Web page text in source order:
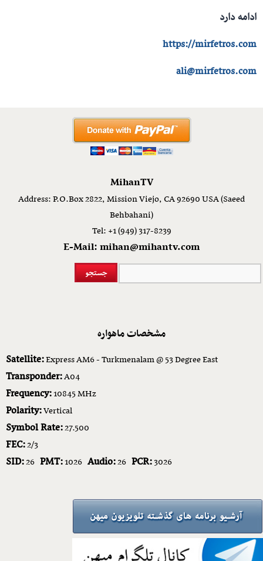
ادامه دارد
https://mirfetros.com
ali@mirfetros.com
MihanTV
Address: P.O.Box 2822, Mission Viejo, CA 92690 USA (Saeed
Behbahani)
Tel: +1 (949) 317-8239
E-Mail: mihan@mihantv.com
مشخصات ماهواره
Satellite:Express AM6 - Turkmenalam @ 53 Degree East
Transponder:A04
Frequency:10845 MHz
Polarity:Vertical
Symbol Rate:27.500
FEC:2/3
SID:26 PMT:1026 Audio:26 PCR:3026